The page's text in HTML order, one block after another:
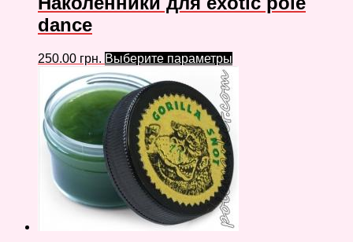
dance
250.00 грн. Выберите параметры